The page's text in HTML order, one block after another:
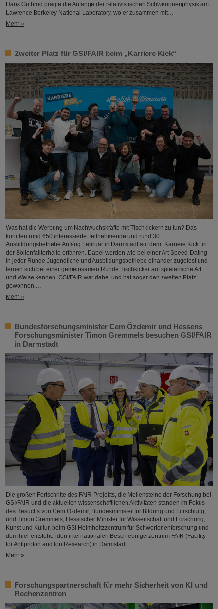
Hans Gutbrod prägte die Anfänge der relativistischen Schwerionenphysik am
Lawrence Berkeley National Laboratory, wo er zusammen mit…
Mehr »
Zweiter Platz für GSI/FAIR beim „Karriere Kick“
Was hat die Werbung um Nachwuchskräfte mit Tischkickern zu tun? Das
konnten rund 650 interessierte Teilnehmende und rund 30
Ausbildungsbetriebe Anfang Februar in Darmstadt auf dem „Karriere Kick“ in
der Böllenfalltorhalle erfahren. Dabei werden wie bei einer Art Speed-Dating
in jeder Runde Jugendliche und Ausbildungsbetriebe einander zugelost und
lernen sich bei einer gemeinsamen Runde Tischkicker auf spielerische Art
und Weise kennen. GSI/FAIR war dabei und hat sogar den zweiten Platz
gewonnen.…
Mehr »
Bundesforschungsminister Cem Özdemir und Hessens
Forschungsminister Timon Gremmels besuchen GSI/FAIR
in Darmstadt
Die großen Fortschritte des FAIR-Projekts, die Meilensteine der Forschung bei
GSI/FAIR und die aktuellen wissenschaftlichen Aktivitäten standen im Fokus
des Besuchs von Cem Özdemir, Bundesminister für Bildung und Forschung,
und Timon Gremmels, Hessischer Minister für Wissenschaft und Forschung,
Kunst und Kultur, beim GSI Helmholtzzentrum für Schwerionenforschung und
dem hier entstehenden internationalen Beschleunigerzentrum FAIR (Facility
for Antiproton and Ion Research) in Darmstadt.
Mehr »
Forschungspartnerschaft für mehr Sicherheit von KI und
Rechenzentren